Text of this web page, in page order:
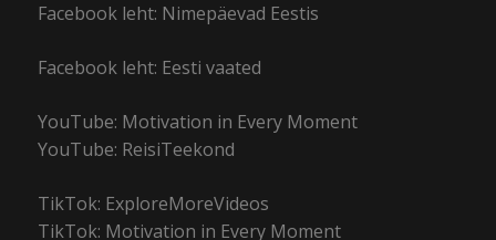
Facebook leht: Nimepäevad Eestis
Facebook leht: Eesti vaated
YouTube: Motivation in Every Moment
YouTube: ReisiTeekond
TikTok: ExploreMoreVideos
TikTok: Motivation in Every Moment